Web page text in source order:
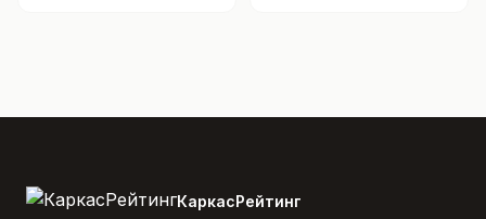
КаркасРейтинг